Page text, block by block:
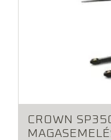
CROWN